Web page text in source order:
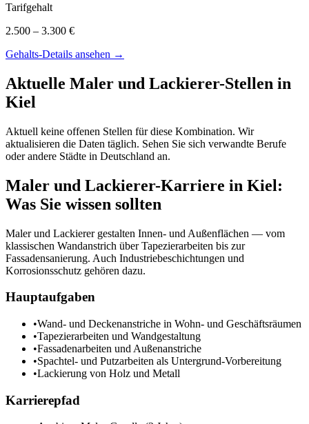
Tarifgehalt
2.500 – 3.300 €
Gehalts-Details ansehen →
Aktuelle Maler und Lackierer-Stellen in
Kiel
Aktuell keine offenen Stellen für diese Kombination. Wir
aktualisieren die Daten täglich. Sehen Sie sich verwandte Berufe
oder andere Städte in Deutschland an.
Maler und Lackierer-Karriere in Kiel:
Was Sie wissen sollten
Maler und Lackierer gestalten Innen- und Außenflächen — vom
klassischen Wandanstrich über Tapezierarbeiten bis zur
Fassadensanierung. Auch Industriebeschichtungen und
Korrosionsschutz gehören dazu.
Hauptaufgaben
•Wand- und Deckenanstriche in Wohn- und Geschäftsräumen
•Tapezierarbeiten und Wandgestaltung
•Fassadenarbeiten und Außenanstriche
•Spachtel- und Putzarbeiten als Untergrund-Vorbereitung
•Lackierung von Holz und Metall
Karrierepfad